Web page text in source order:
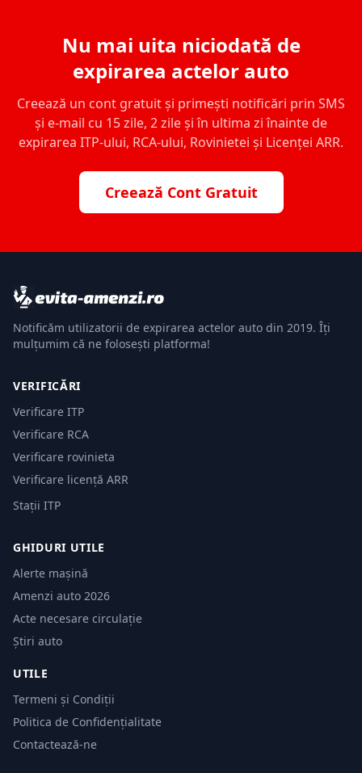
Nu mai uita niciodată de
expirarea actelor auto
Creează un cont gratuit și primești notificări prin SMS
și e-mail cu 15 zile, 2 zile și în ultima zi înainte de
expirarea ITP-ului, RCA-ului, Rovinietei și Licenței ARR.
Creează Cont Gratuit
Notificăm utilizatorii de expirarea actelor auto din 2019. Îți
mulțumim că ne folosești platforma!
VERIFICĂRI
Verificare ITP
Verificare RCA
Verificare rovinieta
Verificare licență ARR
Stații ITP
GHIDURI UTILE
Alerte mașină
Amenzi auto 2026
Acte necesare circulație
Știri auto
UTILE
Termeni și Condiții
Politica de Confidențialitate
Contactează-ne